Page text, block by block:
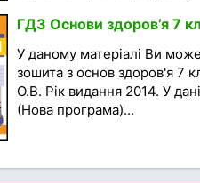
ГДЗ Основи здоров’я 7
У даному матеріалі Ви
зошита з основ здоров'я 7
О.В. Рік видання 2014. У
(Нова програма)...